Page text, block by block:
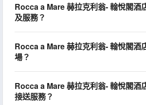
Rocca a Mare 赫拉克利翁- 翰悅閣酒
及服務？
Rocca a Mare 赫拉克利翁- 翰悅閣酒
場？
Rocca a Mare 赫拉克利翁- 翰悅閣酒
接送服務？